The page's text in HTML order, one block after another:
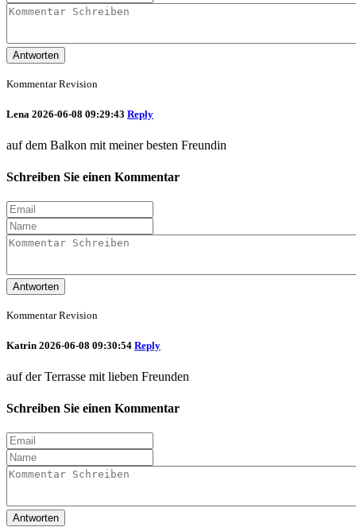
Antworten
Kommentar Revision
Lena 2026-06-08 09:29:43 Reply
auf dem Balkon mit meiner besten Freundin
Schreiben Sie einen Kommentar
Antworten
Kommentar Revision
Katrin 2026-06-08 09:30:54 Reply
auf der Terrasse mit lieben Freunden
Schreiben Sie einen Kommentar
Antworten